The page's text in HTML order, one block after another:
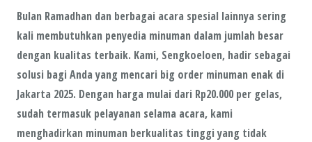
Bulan Ramadhan dan berbagai acara spesial lainnya sering
kali membutuhkan penyedia minuman dalam jumlah besar
dengan kualitas terbaik. Kami, Sengkoeloen, hadir sebagai
solusi bagi Anda yang mencari big order minuman enak di
Jakarta 2025. Dengan harga mulai dari Rp20.000 per gelas,
sudah termasuk pelayanan selama acara, kami
menghadirkan minuman berkualitas tinggi yang tidak